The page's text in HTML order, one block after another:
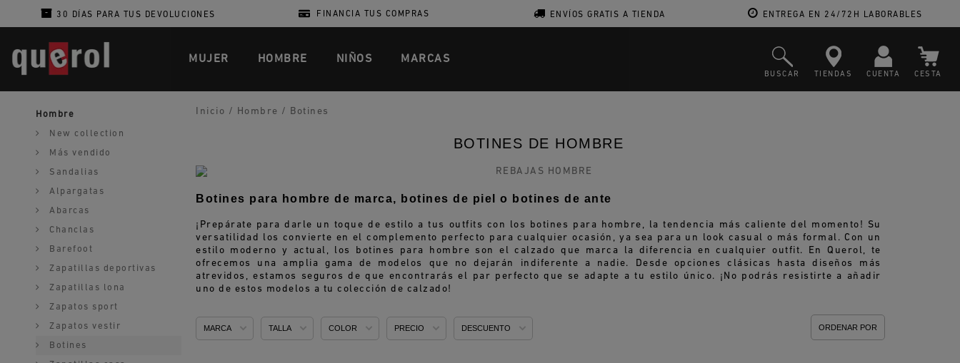
30 DÍAS PARA TUS DEVOLUCIONES FINANCIA TUS COMPRAS ENVÍOS GRATIS A TIENDA ENTREGA EN 24/72H LABORABLES
MUJER HOMBRE NIÑOS MARCAS
CESTA
CUENTA
TIENDAS
BUSCAR
Hombre
New collection
Más vendido
Sandalias
Alpargatas
Abarcas
Chanclas
Barefoot
Zapatillas deportivas
Zapatillas lona
Zapatos sport
Zapatos vestir
Botines
Inicio / Hombre / Botines
BOTINES DE HOMBRE
Botines para hombre de marca, botines de piel o botines de ante
¡Prepárate para darle un toque de estilo a tus outfits con los botines para hombre, la tendencia más caliente del momento! Su
versatilidad los convierte en el complemento perfecto para cualquier ocasión, ya sea para un look casual o más formal. Con un
estilo moderno y actual, los botines para hombre son el calzado que marca la diferencia en cualquier outfit. En Querol, te
ofrecemos una amplia gama de modelos que no dejarán indiferente a nadie. Desde opciones clásicas hasta diseños más
atrevidos, estamos seguros de que encontrarás el par perfecto que se adapte a tu estilo único. ¡No podrás resistirte a añadir
uno de estos modelos a tu colección de calzado!
MARCA TALLA COLOR PRECIO DESCUENTO ORDENAR POR